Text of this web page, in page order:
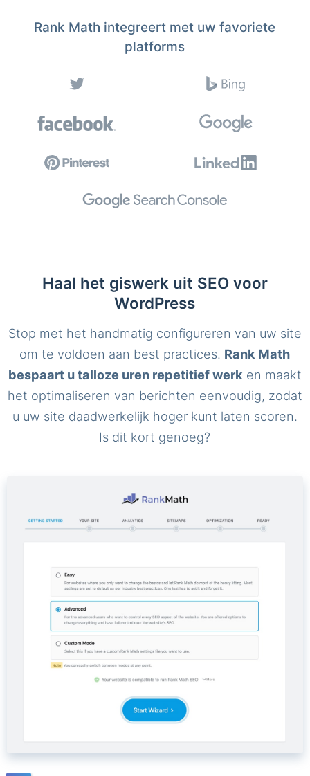
Rank Math integreert met uw favoriete
platforms
Haal het giswerk uit SEO voor
WordPress
Stop met het handmatig configureren van uw site
om te voldoen aan best practices. Rank Math
bespaart u talloze uren repetitief werk en maakt
het optimaliseren van berichten eenvoudig, zodat
u uw site daadwerkelijk hoger kunt laten scoren.
Is dit kort genoeg?